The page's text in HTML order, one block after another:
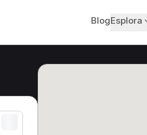
BlogEsplora